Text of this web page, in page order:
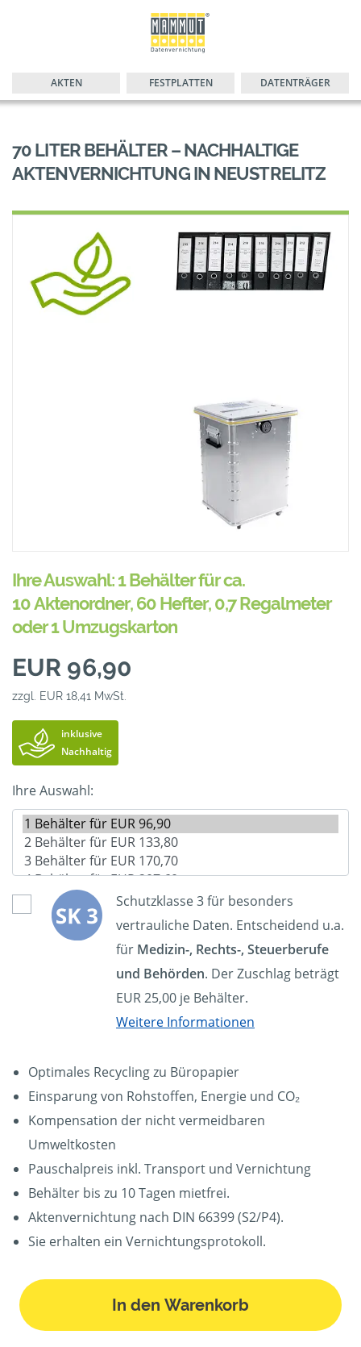
AKTEN FESTPLATTEN DATENTRÄGER
70 LITER BEHÄLTER – NACHHALTIGE
AKTENVERNICHTUNG IN NEUSTRELITZ
Ihre Auswahl: 1 Behälter für ca.
10 Aktenordner, 60 Hefter, 0,7 Regalmeter
oder 1 Umzugskarton
EUR 96,90
zzgl. EUR 18,41 MwSt.
inklusive
Nachhaltig
Ihre Auswahl:
Schutzklasse 3 für besonders
vertrauliche Daten. Entscheidend u.a.
für Medizin-, Rechts-, Steuerberufe
und Behörden. Der Zuschlag beträgt
EUR 25,00 je Behälter.
Weitere Informationen
Optimales Recycling zu Büropapier
Einsparung von Rohstoffen, Energie und CO₂
Kompensation der nicht vermeidbaren
Umweltkosten
Pauschalpreis inkl. Transport und Vernichtung
Behälter bis zu 10 Tagen mietfrei.
Aktenvernichtung nach DIN 66399 (S2/P4).
Sie erhalten ein Vernichtungsprotokoll.
In den Warenkorb